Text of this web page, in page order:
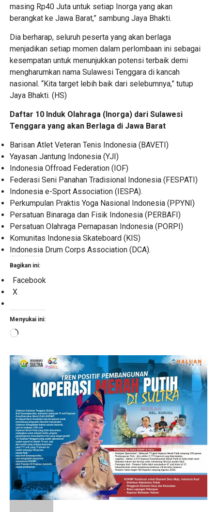
masing Rp40 Juta untuk setiap Inorga yang akan
berangkat ke Jawa Barat,” sambung Jaya Bhakti.
Dia berharap, seluruh peserta yang akan berlaga
menjadikan setiap momen dalam perlombaan ini sebagai
kesempatan untuk menunjukkan potensi terbaik demi
mengharumkan nama Sulawesi Tenggara di kancah
nasional. “Kita target lebih baik dari selebumnya,” tutup
Jaya Bhakti. (HS)
Daftar 10 Induk Olahraga (Inorga) dari Sulawesi
Tenggara yang akan Berlaga di Jawa Barat
Barisan Atlet Veteran Tenis Indonesia (BAVETI)
Yayasan Jantung Indonesia (YJI)
Indonesia Offroad Federation (IOF)
Federasi Seni Panahan Tradisional Indonesia (FESPATI)
Indonesia e-Sport Association (IESPA).
Perkumpulan Praktis Yoga Nasional Indonesia (PPYNI)
Persatuan Binaraga dan Fisik Indonesia (PERBAFI)
Persatuan Olahraga Pernapasan Indonesia (PORPI)
Komunitas Indonesia Skateboard (KIS)
Indonesia Drum Corps Association (DCA).
Bagikan ini:
Facebook
X
Menyukai ini:
Memuat...